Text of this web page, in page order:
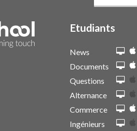
Etudiants
News
Documents
Questions
Alternance
Commerce
Ingénieurs